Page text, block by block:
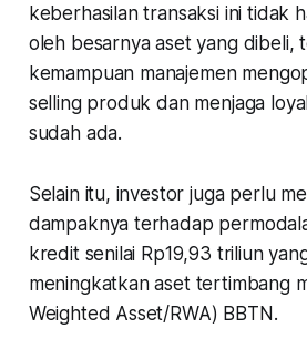
keberhasilan transaksi ini tidak
oleh besarnya aset yang dibeli,
kemampuan manajemen
sellingproduk dan menjaga
sudah ada.
Selain itu, investor juga perlu
dampaknya terhadap
kredit senilai Rp19,93 triliun
meningkatkan aset tertimbang
Weighted Asset/RWA) BBTN.